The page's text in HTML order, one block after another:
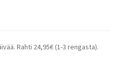
Rahti 24,95€ (1-3 rengasta).